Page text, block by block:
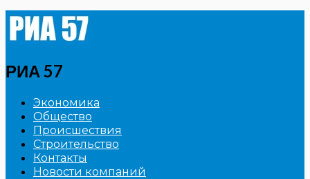
РИА 57
Экономика
Общество
Происшествия
Строительство
Контакты
Новости компаний